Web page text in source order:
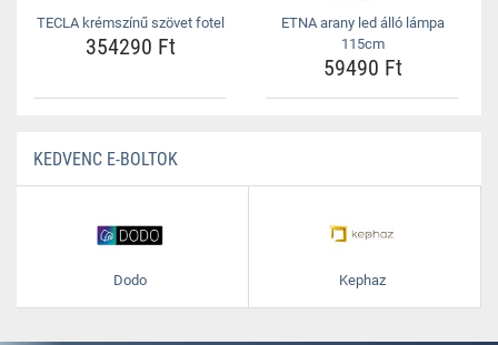
TECLA krémszínű szövet fotel
354290 Ft
ETNA arany led álló lámpa
115cm
59490 Ft
KEDVENC E-BOLTOK
Dodo Kephaz